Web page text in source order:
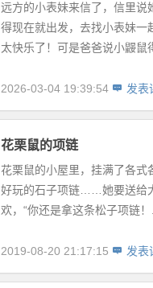
远方的小表妹来信了，信里说
得现在就出发，去找小表妹一
太快乐了！可是爸爸说小鼹鼠
2026-03-04 19:39:54 发表
花栗鼠的项链
花栗鼠的小屋里，挂满了各式
好玩的石子项链……她要送给
欢，“你还是拿这条松子项链！
2019-08-20 21:17:15 发表